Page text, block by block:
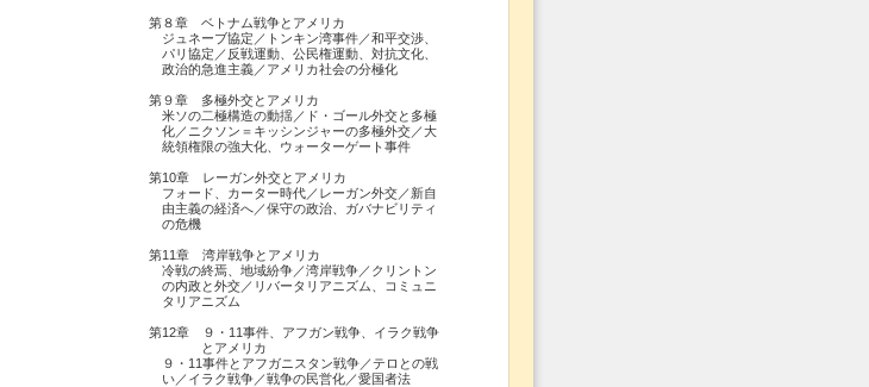
第８章 ベトナム戦争とアメリカ
ジュネーブ協定／トンキン湾事件／和平交渉、
パリ協定／反戦運動、公民権運動、対抗文化、
政治的急進主義／アメリカ社会の分極化
第９章 多極外交とアメリカ
米ソの二極構造の動揺／ド・ゴール外交と多極
化／ニクソン＝キッシンジャーの多極外交／大
統領権限の強大化、ウォーターゲート事件
第10章 レーガン外交とアメリカ
フォード、カーター時代／レーガン外交／新自
由主義の経済へ／保守の政治、ガバナビリティ
の危機
第11章 湾岸戦争とアメリカ
冷戦の終焉、地域紛争／湾岸戦争／クリントン
の内政と外交／リバータリアニズム、コミュニ
タリアニズム
第12章 ９・11事件、アフガン戦争、イラク戦争
とアメリカ
９・11事件とアフガニスタン戦争／テロとの戦
い／イラク戦争／戦争の民営化／愛国者法